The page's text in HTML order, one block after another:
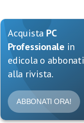
Acquista PC
Professionale in
edicola o abbonati
alla rivista.
ABBONATI ORA!